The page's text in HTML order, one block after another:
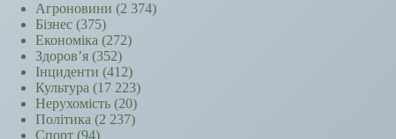
Агроновини (2 374)
Бізнес (375)
Економіка (272)
Здоров’я (352)
Інциденти (412)
Культура (17 223)
Нерухомість (20)
Політика (2 237)
Спорт (94)